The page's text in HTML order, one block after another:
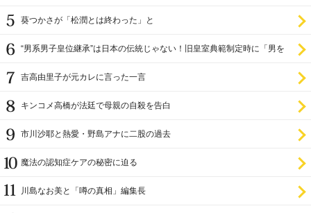
葵つかさが「松潤とは終わった」と
“男系男子皇位継承”は日本の伝統じゃない！旧皇室典範制定時に「男を
吉高由里子が元カレに言った一言
キンコメ高橋が法廷で母親の自殺を告白
市川沙耶と熱愛・野島アナに二股の過去
魔法の認知症ケアの秘密に迫る
川島なお美と「噂の真相」編集長